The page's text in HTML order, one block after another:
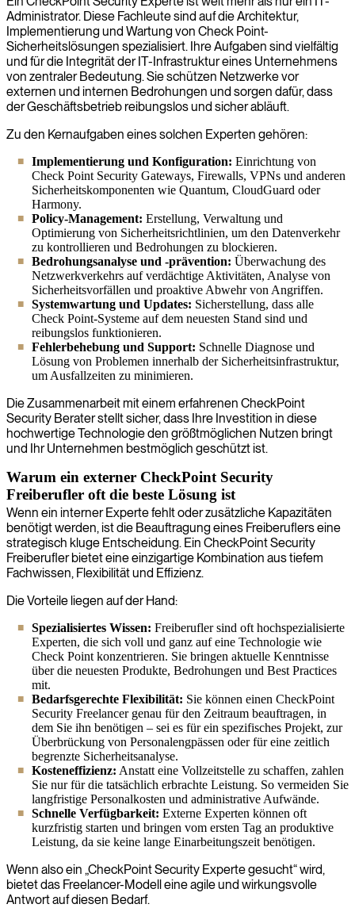
Administrator. Diese Fachleute sind auf die Architektur,
Implementierung und Wartung von Check Point-
Sicherheitslösungen spezialisiert. Ihre Aufgaben sind vielfältig
und für die Integrität der IT-Infrastruktur eines Unternehmens
von zentraler Bedeutung. Sie schützen Netzwerke vor
externen und internen Bedrohungen und sorgen dafür, dass
der Geschäftsbetrieb reibungslos und sicher abläuft.
Zu den Kernaufgaben eines solchen Experten gehören:
Implementierung und Konfiguration: Einrichtung von
Check Point Security Gateways, Firewalls, VPNs und anderen
Sicherheitskomponenten wie Quantum, CloudGuard oder
Harmony.
Policy-Management: Erstellung, Verwaltung und
Optimierung von Sicherheitsrichtlinien, um den Datenverkehr
zu kontrollieren und Bedrohungen zu blockieren.
Bedrohungsanalyse und -prävention: Überwachung des
Netzwerkverkehrs auf verdächtige Aktivitäten, Analyse von
Sicherheitsvorfällen und proaktive Abwehr von Angriffen.
Systemwartung und Updates: Sicherstellung, dass alle
Check Point-Systeme auf dem neuesten Stand sind und
reibungslos funktionieren.
Fehlerbehebung und Support: Schnelle Diagnose und
Lösung von Problemen innerhalb der Sicherheitsinfrastruktur,
um Ausfallzeiten zu minimieren.
Die Zusammenarbeit mit einem erfahrenen CheckPoint
Security Berater stellt sicher, dass Ihre Investition in diese
hochwertige Technologie den größtmöglichen Nutzen bringt
und Ihr Unternehmen bestmöglich geschützt ist.
Warum ein externer CheckPoint Security
Freiberufler oft die beste Lösung ist
Wenn ein interner Experte fehlt oder zusätzliche Kapazitäten
benötigt werden, ist die Beauftragung eines Freiberuflers eine
strategisch kluge Entscheidung. Ein CheckPoint Security
Freiberufler bietet eine einzigartige Kombination aus tiefem
Fachwissen, Flexibilität und Effizienz.
Die Vorteile liegen auf der Hand:
Spezialisiertes Wissen: Freiberufler sind oft hochspezialisierte
Experten, die sich voll und ganz auf eine Technologie wie
Check Point konzentrieren. Sie bringen aktuelle Kenntnisse
über die neuesten Produkte, Bedrohungen und Best Practices
mit.
Bedarfsgerechte Flexibilität: Sie können einen CheckPoint
Security Freelancer genau für den Zeitraum beauftragen, in
dem Sie ihn benötigen – sei es für ein spezifisches Projekt, zur
Überbrückung von Personalengpässen oder für eine zeitlich
begrenzte Sicherheitsanalyse.
Kosteneffizienz: Anstatt eine Vollzeitstelle zu schaffen, zahlen
Sie nur für die tatsächlich erbrachte Leistung. So vermeiden Sie
langfristige Personalkosten und administrative Aufwände.
Schnelle Verfügbarkeit: Externe Experten können oft
kurzfristig starten und bringen vom ersten Tag an produktive
Leistung, da sie keine lange Einarbeitungszeit benötigen.
Wenn also ein „CheckPoint Security Experte gesucht“ wird,
bietet das Freelancer-Modell eine agile und wirkungsvolle
Antwort auf diesen Bedarf.